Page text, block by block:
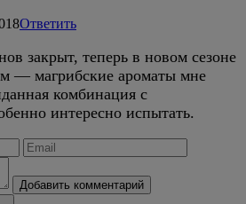
Ответить
закрыт, теперь в новом сезоне
— магрибские ароматы мне
комбинация с
интересно испытать.
Добавить комментарий